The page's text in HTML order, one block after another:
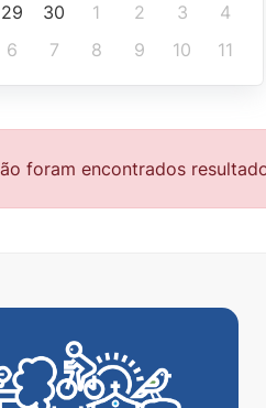
29 30 1 2 3
4
6 7 8 9 10 11
foram encontrados